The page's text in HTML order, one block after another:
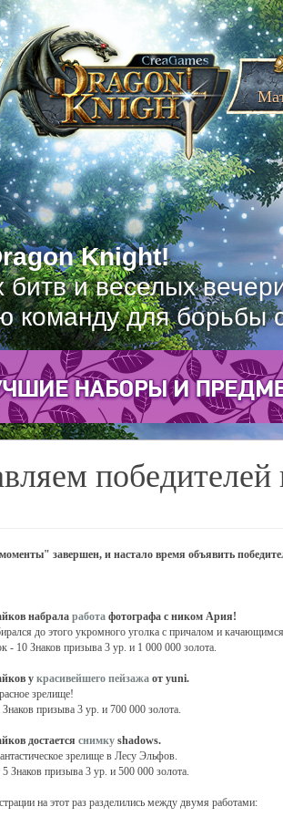
Knight!
и веселых
команду для борьбы
победителей
завершен, и настало время объявить
набрала работа фотографа с ником Ария!
до этого укромного уголка с причалом и
- 10 Знаков призыва 3 ур. и 1 000 000 золота.
у красивейшего пейзажа от yuni.
зрелище!
призыва 3 ур. и 700 000 золота.
достается снимку shadows.
зрелище в Лесу Эльфов.
Знаков призыва 3 ур. и 500 000 золота.
на этот раз разделились между двумя работами: